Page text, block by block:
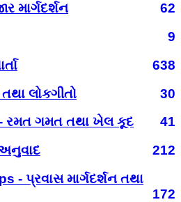
માર્ગદર્શન
62
9
638
લોકગીતો
30
રમત ગમત તથા ખેલ કૂદ
41
212
- પ્રવાસ માર્ગદર્શન તથા
172